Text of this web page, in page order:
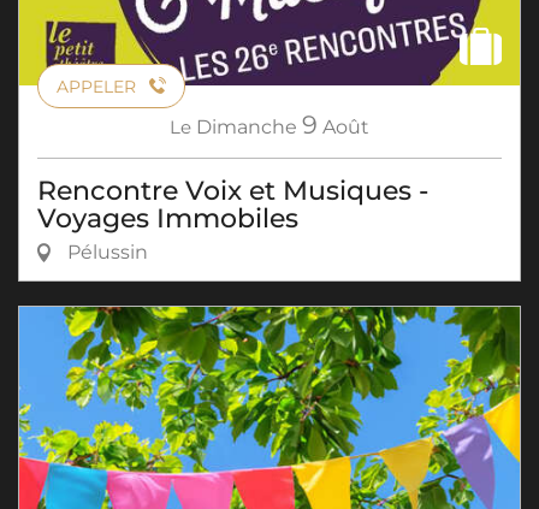
APPELER
Le Dimanche 9 Août
Rencontre Voix et Musiques -
Voyages Immobiles
Pélussin